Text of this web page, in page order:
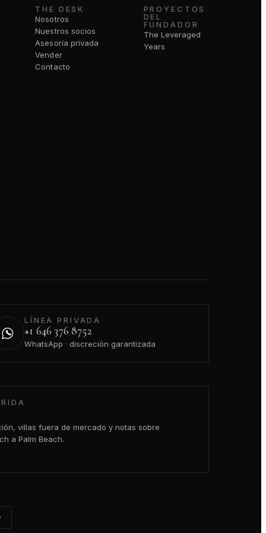
THE DESK
Nosotros
Nuestros socios
Asesoría privada
Vender
Contacto
PROYECTOS
DEL
FUNDADOR
The Leveraged
Years
LÍNEA PRIVADA
+1 646 376 8752
WhatsApp · discreción garantizada
villas fuera de mercado y notas sobre
a Palm Beach.